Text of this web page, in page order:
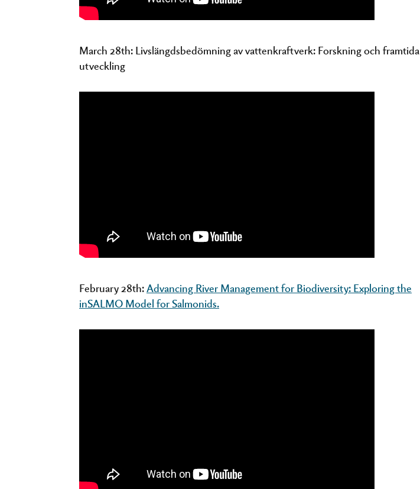
March 28th: Livslängdsbedömning av vattenkraftverk: Forskning och framtida
utveckling
February 28th:Advancing River Management for Biodiversity: Exploring the
inSALMO Model for Salmonids.